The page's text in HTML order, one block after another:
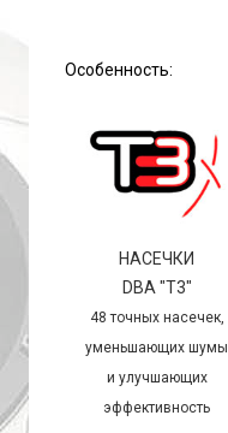
Особенность:
НАСЕЧКИ
DBA "T3"
48 точных насечек,
уменьшающих шумы
и улучшающих
эффективность